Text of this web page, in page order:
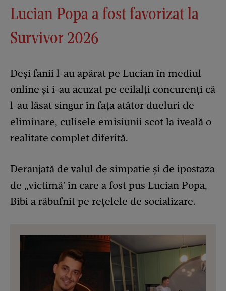
Lucian Popa a fost favorizat la
Survivor 2026
Deși fanii l-au apărat pe Lucian în mediul
online și i-au acuzat pe ceilalți concurenți că
l-au lăsat singur în fața atâtor dueluri de
eliminare, culisele emisiunii scot la iveală o
realitate complet diferită.
Deranjată de valul de simpatie și de ipostaza
de „victimă' în care a fost pus Lucian Popa,
Bibi a răbufnit pe rețelele de socializare.